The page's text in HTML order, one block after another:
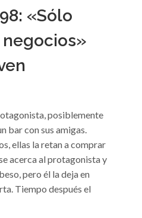
«Sólo
posiblemente
bar con sus amigas.
ellas la retan a comprar
acerca al protagonista y
pero él la deja en
Tiempo después el